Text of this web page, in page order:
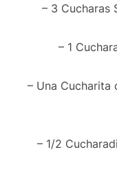
– 3 Cucharas
– 1
– Una Cucharita
– 1/2